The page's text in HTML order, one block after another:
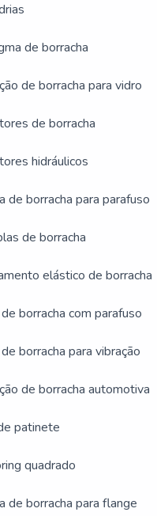
de borracha
de borracha para vidro
de borracha
hidráulicos
de borracha para parafuso
de borracha
elástico de borracha
borracha com parafuso
borracha para vibração
de borracha automotiva
patinete
quadrado
de borracha para flange